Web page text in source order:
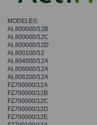
MODELES:
AL800000/12B
AL800000/12C
AL800000/12D
AL800100/12
AL804000/12A
AL806000/12A
AL806200/12A
FZ700000/12A
FZ700000/12B
FZ700000/12C
FZ700000/12D
FZ700000/12E